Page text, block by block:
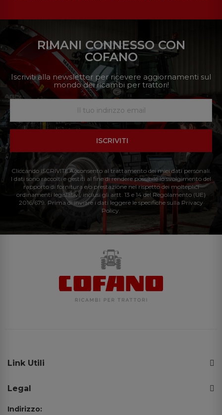
RIMANI CONNESSO CON
COFANO
Iscriviti alla newsletter per ricevere aggiornamenti sul
mondo dei ricambi per trattori!
ISCRIVITI
Cliccando ISCRIVITI: Acconsento al trattamento dei miei dati personali.
I dati sono raccolti e gestiti al fine di rendere possibile lo svolgimento del
rapporto di fornitura e/o prestazione nel rispetto dei molteplici
ordinamenti legislativi, inclusi gli artt. 13 e 14 del Regolamento (UE)
2016/679. Prima di inviare i dati leggere le specifiche sulla Privacy
Policy.
Link Utili
Legal
Indirizzo: